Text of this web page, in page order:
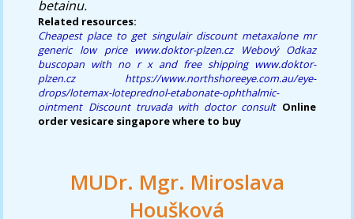
betainu.
Related resources:
Cheapest place to get singulair discount metaxalone mr
generic low price www.doktor-plzen.cz
Webový Odkaz
buscopan with no r x and free shipping www.doktor-
plzen.cz
https://www.northshoreeye.com.au/eye-
drops/lotemax-loteprednol-etabonate-ophthalmic-
ointment Discount truvada with doctor consult Online
order vesicare singapore where to buy
MUDr. Mgr. Miroslava
Houšková